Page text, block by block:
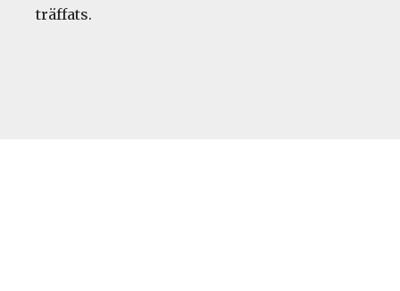
träffats.